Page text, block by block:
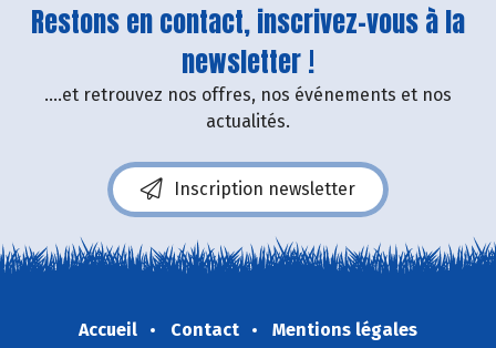
Restons en contact, inscrivez-vous à la
newsletter !
....et retrouvez nos offres, nos événements et nos
actualités.
Inscription newsletter
Accueil Contact
Mentions légales